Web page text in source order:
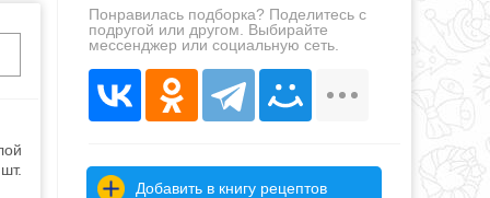
Понравилась подборка? Поделитесь с
подругой или другом. Выбирайте
мессенджер или социальную сеть.
Добавить в книгу рецептов